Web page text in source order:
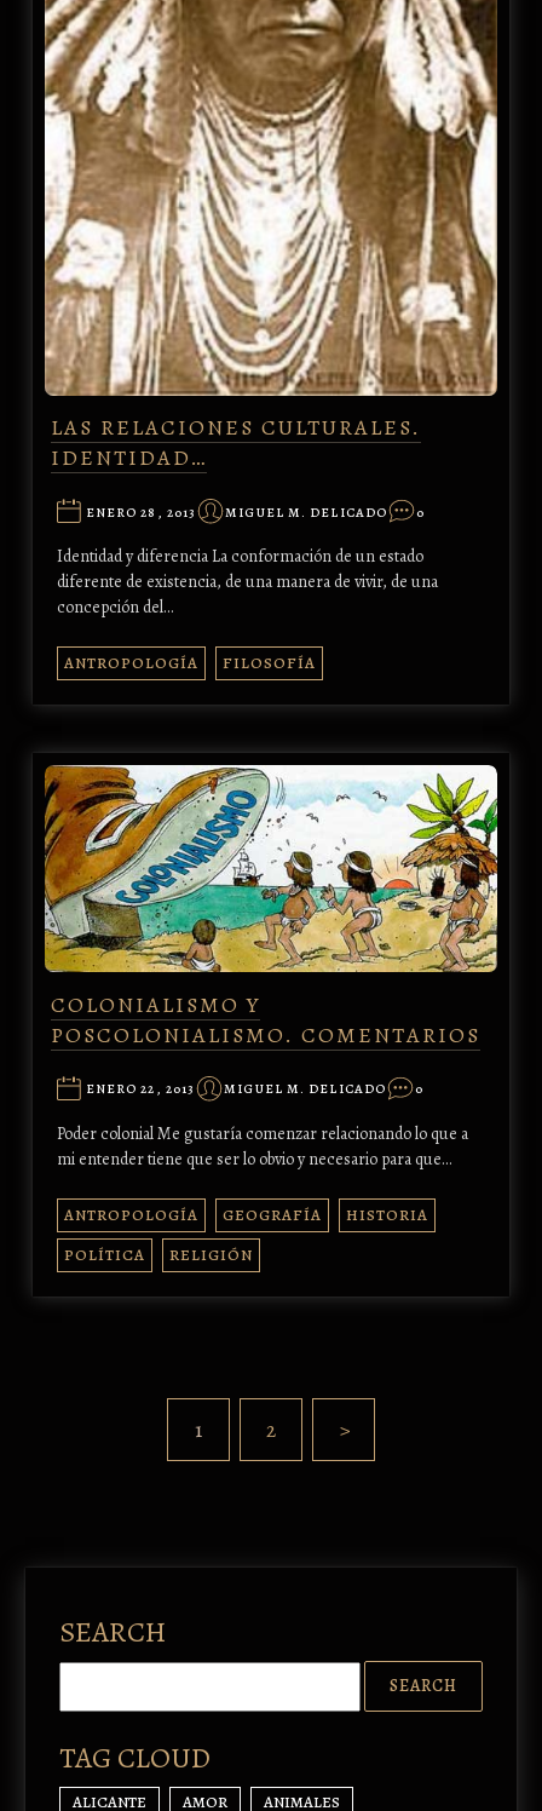
LAS RELACIONES CULTURALES.
IDENTIDAD…
ENERO 28, 2013 MIGUEL M. DELICADO 0
Identidad y diferencia La conformación de un estado
diferente de existencia, de una manera de vivir, de una
concepción del…
ANTROPOLOGÍA FILOSOFÍA
COLONIALISMO Y
POSCOLONIALISMO. COMENTARIOS
ENERO 22, 2013 MIGUEL M. DELICADO 0
Poder colonial Me gustaría comenzar relacionando lo que a
mi entender tiene que ser lo obvio y necesario para que…
ANTROPOLOGÍA GEOGRAFÍA
HISTORIA
POLÍTICA
RELIGIÓN
1 2 >
SEARCH
TAG CLOUD
ALICANTE AMOR ANIMALES